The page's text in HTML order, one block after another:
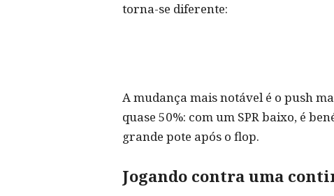
torna-se diferente:
A mudança mais notável é o push
quase 50%: com um SPR baixo, é
grande pote após o flop.
Jogando contra uma